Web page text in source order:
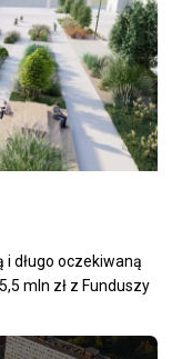
i długo oczekiwaną
mln zł z Funduszy